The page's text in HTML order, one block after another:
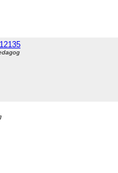
12135